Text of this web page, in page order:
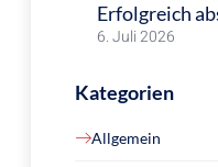
Erfolgreich
6. Juli 2026
Kategorien
Allgemein